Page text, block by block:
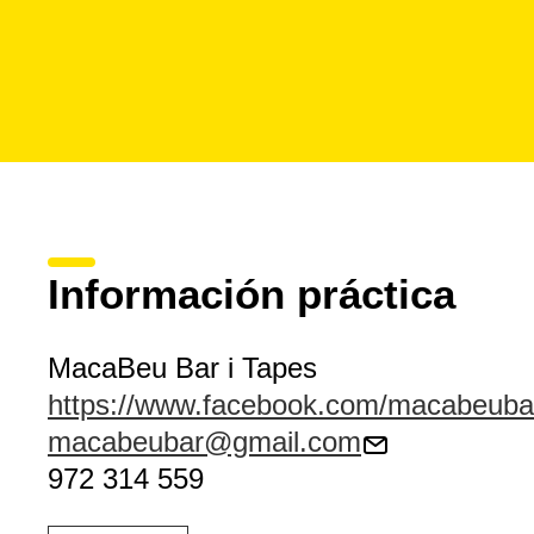
Información práctica
MacaBeu Bar i Tapes
https://www.facebook.com/
macabeubar@gmail.com
972 314 559